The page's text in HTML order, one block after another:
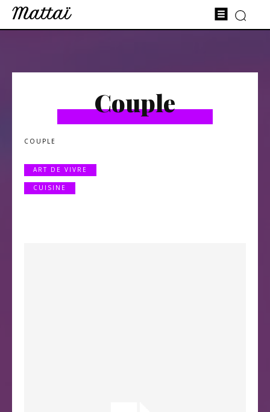
Mattaï
Couple
COUPLE
ART DE VIVRE
CUISINE